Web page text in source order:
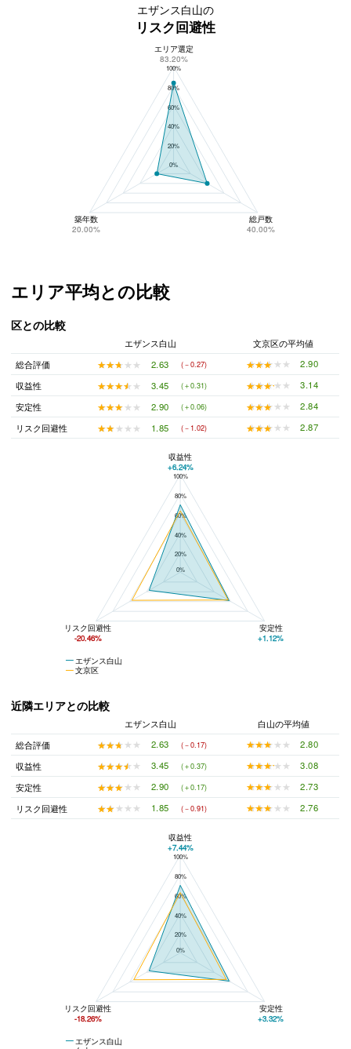
エザンス白山の
リスク回避性
エザンス白山のリスク回避性
100%
80%
60%
40%
20%
0%
エリア選定
83.20%
築年数
20.00%
総戸数
40.00%
エリア平均との比較
区との比較
エザンス白山
文京区の平均値
総合評価
★★★★★
★★★★★ 2.63 (－0.27) ★★★★★
★★★★★
2.90
収益性
★★★★★
★★★★★ 3.45 (＋0.31) ★★★★★
★★★★★
3.14
安定性
★★★★★
★★★★★ 2.90 (＋0.06) ★★★★★
★★★★★
2.84
リスク回避性
★★★★★
★★★★★ 1.85 (－1.02) ★★★★★
★★★★★ 2.87
エザンス白山と文京区の平均値の総合評価の比較
100%
80%
60%
40%
20%
0%
エザンス白山
文京区
収益性
+6.24%
リスク回避性
-20.46%
安定性
+1.12%
近隣エリアとの比較
エザンス白山
白山の平均値
総合評価
★★★★★
★★★★★ 2.63 (－0.17) ★★★★★
★★★★★
2.80
収益性
★★★★★
★★★★★ 3.45 (＋0.37) ★★★★★
★★★★★
3.08
安定性
★★★★★
★★★★★ 2.90 (＋0.17) ★★★★★
★★★★★
2.73
リスク回避性
★★★★★
★★★★★ 1.85 (－0.91) ★★★★★
★★★★★ 2.76
エザンス白山と白山の平均値の総合評価の比較
100%
80%
60%
40%
20%
0%
エザンス白山
収益性
+7.44%
リスク回避性
-18.26%
安定性
+3.32%